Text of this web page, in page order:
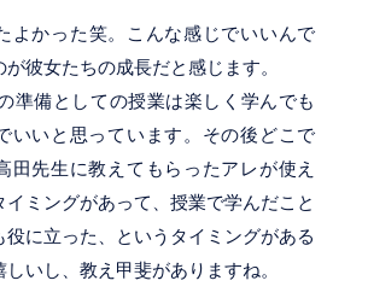
よかった笑。こんな感じでいいんで
彼女たちの成長だと感じます。
準備としての授業は楽しく学んでも
いいと思っています。その後どこで
田先生に教えてもらったアレが使え
イミングがあって、授業で学んだこと
役に立った、というタイミングがある
いし、教え甲斐がありますね。